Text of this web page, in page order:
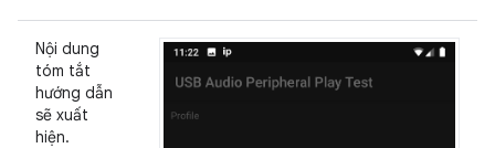
Nội dung
tóm tắt
hướng dẫn
sẽ xuất
hiện.